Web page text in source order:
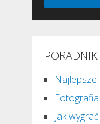
Jak